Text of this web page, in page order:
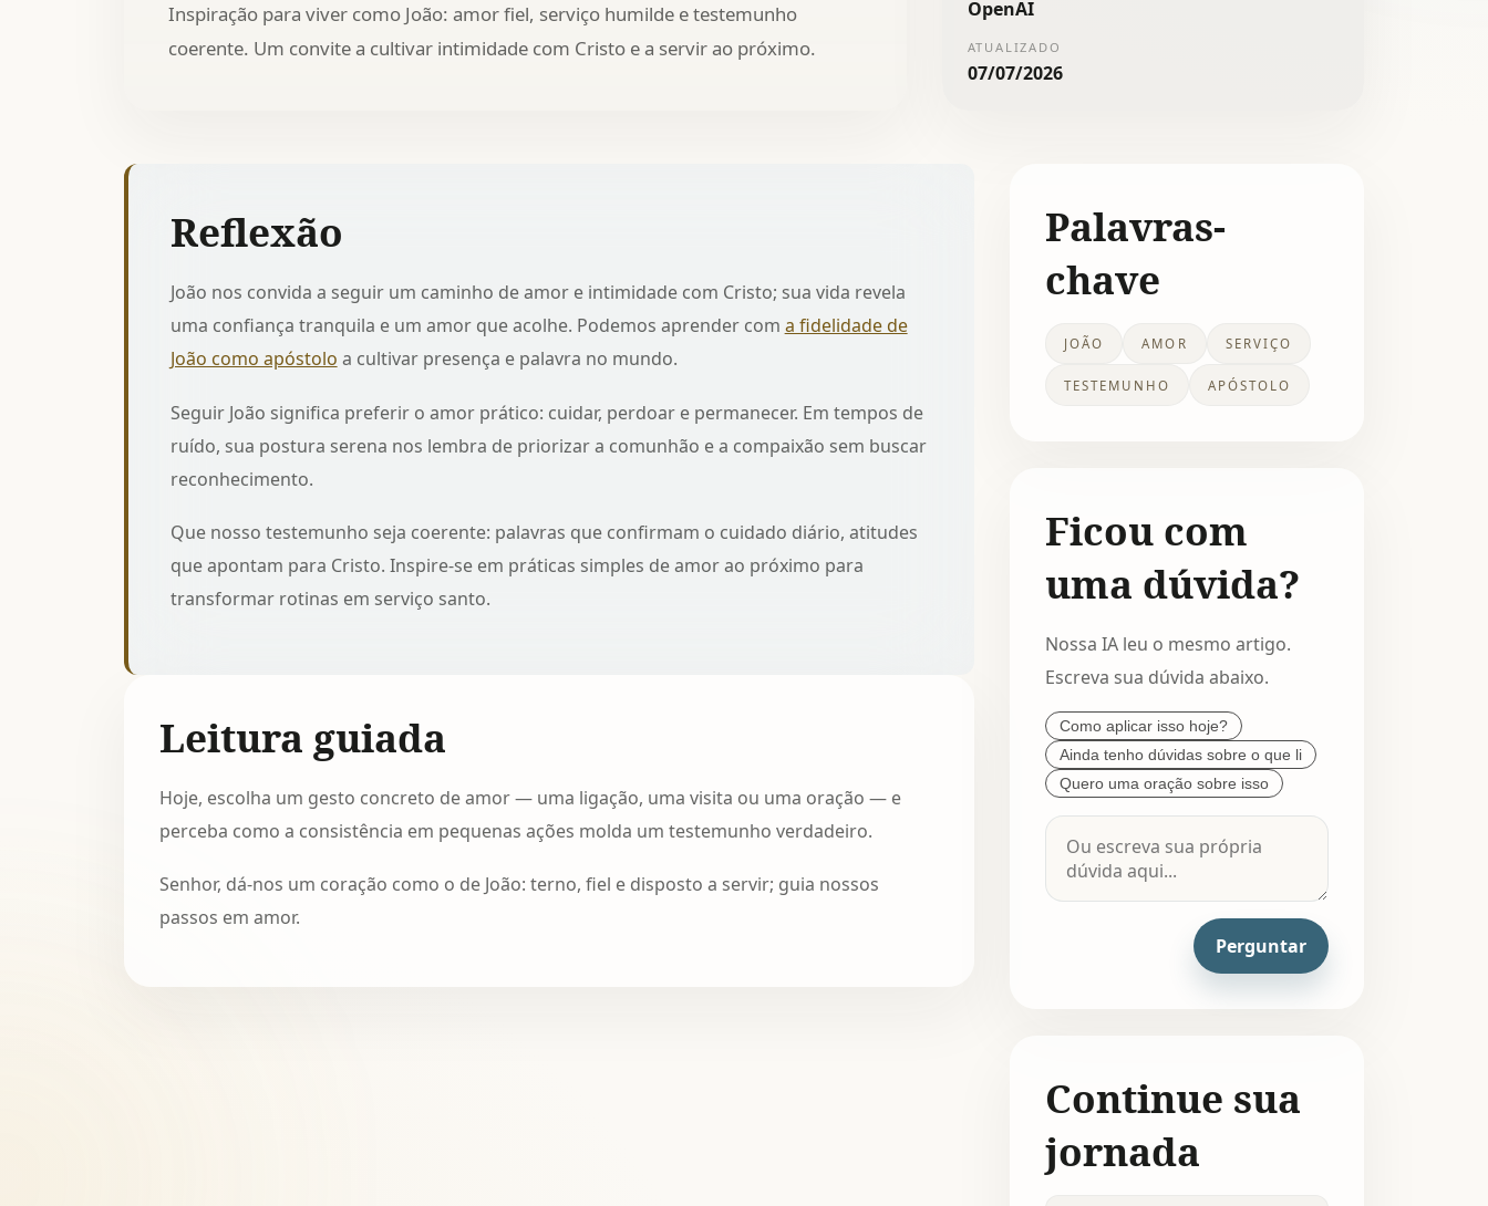
Inspiração para viver como João: amor fiel, serviço humilde e testemunho
coerente. Um convite a cultivar intimidade com Cristo e a servir ao próximo.
OpenAI
ATUALIZADO
07/07/2026
Reflexão
João nos convida a seguir um caminho de amor e intimidade com Cristo; sua vida revela
uma confiança tranquila e um amor que acolhe. Podemos aprender com a fidelidade de
João como apóstolo a cultivar presença e palavra no mundo.
Seguir João significa preferir o amor prático: cuidar, perdoar e permanecer. Em tempos de
ruído, sua postura serena nos lembra de priorizar a comunhão e a compaixão sem buscar
reconhecimento.
Que nosso testemunho seja coerente: palavras que confirmam o cuidado diário, atitudes
que apontam para Cristo. Inspire-se em práticas simples de amor ao próximo para
transformar rotinas em serviço santo.
Leitura guiada
Hoje, escolha um gesto concreto de amor — uma ligação, uma visita ou uma oração — e
perceba como a consistência em pequenas ações molda um testemunho verdadeiro.
Senhor, dá-nos um coração como o de João: terno, fiel e disposto a servir; guia nossos
passos em amor.
Palavras-
chave
JOÃO AMOR SERVIÇO
TESTEMUNHO APÓSTOLO
Ficou com
uma dúvida?
Nossa IA leu o mesmo artigo.
Escreva sua dúvida abaixo.
Como aplicar isso hoje?
Ainda tenho dúvidas sobre o que li
Quero uma oração sobre isso
Perguntar
Continue sua
jornada